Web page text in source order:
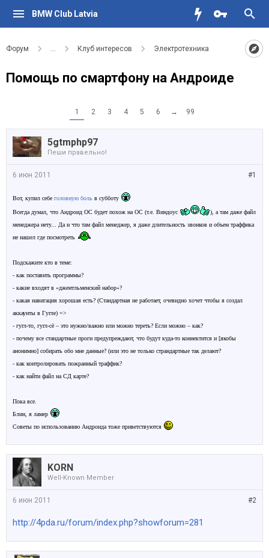
BMW Club Latvia
Форум ... Клуб интересов Электротехника
Помощь по смартфону на Андроиде
1 2 3 4 5 6 → 99
5gtmphp97
Пеши правельно!
#1
6 июн 2011
Вот, купил себе головную боль в субботу
Всегда думал, что Андроид ОС будет похож на ОС (т.е. Виндоус
), а там даже файл
менеджера нету... Да и что там файл менеджер, я даже длительность звонков и объем траффика
не нашел где посмотреть
Подскажите кто в теме:
- как поставить программы?
- какие входят в «джентльменский набор»?
- какая навигация хорошая есть? (Стандартная не работает, очевидно хочет чтобы я создал
аккаунты в Гугле) =>
- гугл-то, гугл-сё – это нужно/важно или можно тереть? Если можно – как?
- почему все стандартные проги предупреждают, что будут куда-то коннектится и [якобы
анонимно] собирать обо мне данные? (или это не только страндартные так делают?
- как контролировать пожранный траффик?
- как найти файл на СД карте?
Пока все.
Блин, я ламер
Советы по использованию Андроида тоже приветствуются
KORN
Well-Known Member
#2
6 июн 2011
http://4pda.ru/forum/index.php?showforum=281